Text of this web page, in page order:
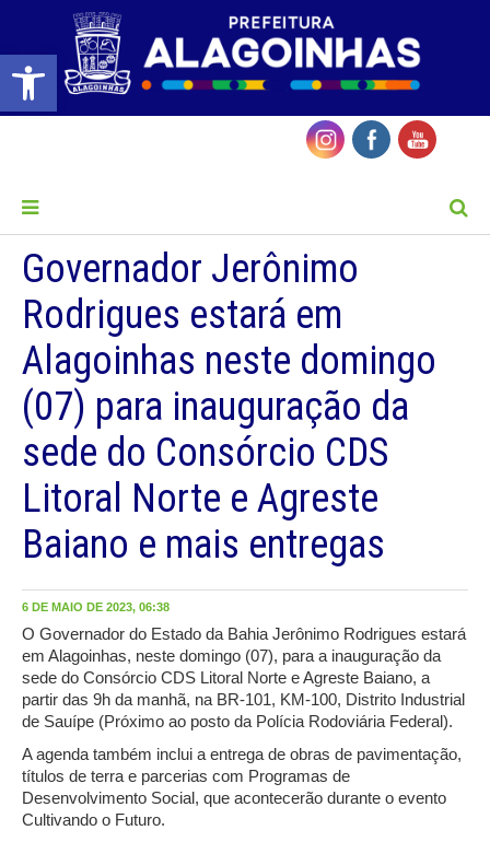
Barra de Ferramentas Aberta
Governador Jerônimo
Rodrigues estará em
Alagoinhas neste domingo
(07) para inauguração da
sede do Consórcio CDS
Litoral Norte e Agreste
Baiano e mais entregas
6 DE MAIO DE 2023, 06:38
O Governador do Estado da Bahia Jerônimo Rodrigues estará
em Alagoinhas, neste domingo (07), para a inauguração da
sede do Consórcio CDS Litoral Norte e Agreste Baiano, a
partir das 9h da manhã, na BR-101, KM-100, Distrito Industrial
de Sauípe (Próximo ao posto da Polícia Rodoviária Federal).
A agenda também inclui a entrega de obras de pavimentação,
títulos de terra e parcerias com Programas de
Desenvolvimento Social, que acontecerão durante o evento
Cultivando o Futuro.